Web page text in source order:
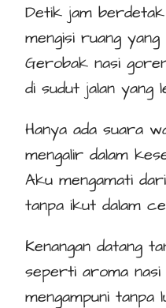
Detik jam berdetak
mengisi ruang yang
Gerobak nasi
di sudut jalan yang
Hanya ada suara
mengalir dalam
Aku mengamati
tanpa ikut dalam
Kenangan datang
seperti aroma nasi
mengampuni tanpa